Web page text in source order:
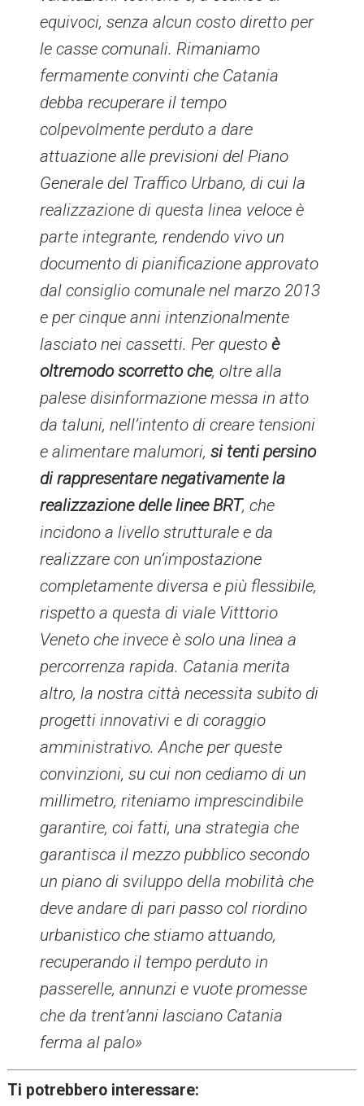
equivoci, senza alcun costo diretto per
le casse comunali. Rimaniamo
fermamente convinti che Catania
debba recuperare il tempo
colpevolmente perduto a dare
attuazione alle previsioni del Piano
Generale del Traffico Urbano, di cui la
realizzazione di questa linea veloce è
parte integrante, rendendo vivo un
documento di pianificazione approvato
dal consiglio comunale nel marzo 2013
e per cinque anni intenzionalmente
lasciato nei cassetti. Per questoè
oltremodo scorretto che, oltre alla
palese disinformazione messa in atto
da taluni, nell’intento di creare tensioni
e alimentare malumori,si tenti persino
di rappresentare negativamente la
realizzazione delle linee BRT, che
incidono a livello strutturale e da
realizzare con un’impostazione
completamente diversa e più flessibile,
rispetto a questa di viale Vitttorio
Veneto che invece è solo una linea a
percorrenza rapida. Catania merita
altro, la nostra città necessita subito di
progetti innovativi e di coraggio
amministrativo. Anche per queste
convinzioni, su cui non cediamo di un
millimetro, riteniamo imprescindibile
garantire, coi fatti, una strategia che
garantisca il mezzo pubblico secondo
un piano di sviluppo della mobilità che
deve andare di pari passo col riordino
urbanistico che stiamo attuando,
recuperando il tempo perduto in
passerelle, annunzi e vuote promesse
che da trent’anni lasciano Catania
ferma al palo»
Ti potrebbero interessare: